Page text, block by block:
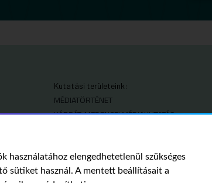
használatához elengedhetetlenül szükséges
sütiket használ. A mentett beállításait a
Kutatási területeink:
MÉDIATÖRTÉNET
KÁRPÁT-MEDENCEI MÉDIAKUTATÁS